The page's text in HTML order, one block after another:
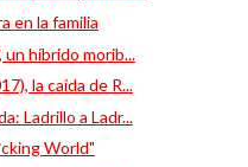
en la familia
híbrido morib...
la caída de R...
Ladrillo a Ladr...
World"